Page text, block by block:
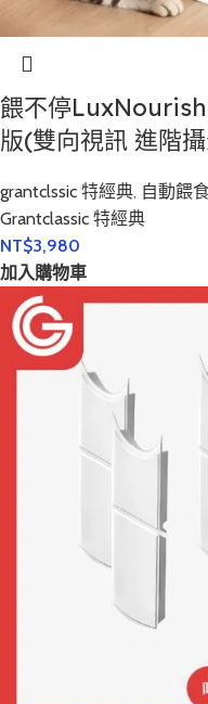
餵不停
版(雙向視訊 進階
grantclssic 特經典, 自動餵
Grantclassic 特經典
NT$3,980
加入購物車